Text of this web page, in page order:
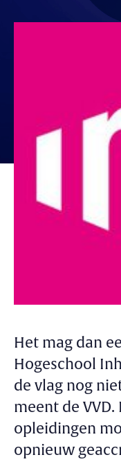
Het mag dan
Hogeschool
de vlag nog
meent de VVD.
opleidingen
opnieuw